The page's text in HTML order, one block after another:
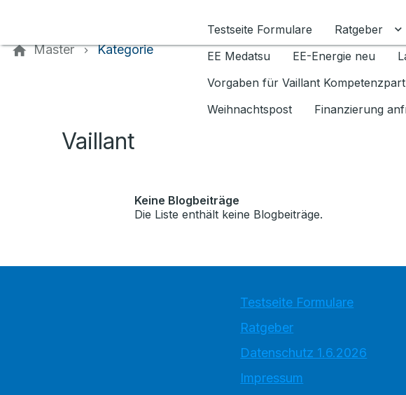
Testseite Formulare
Ratgeber
EE Medatsu
EE-Energie neu
Vorgaben für Vaillant
Weihnachtspost
Finanzierung
Master Kategorie
Vaillant
Keine Blogbeiträge
Die Liste enthält keine Blogbeiträge.
Testseite Formulare
Ratgeber
Datenschutz 1.6.2026
Impressum